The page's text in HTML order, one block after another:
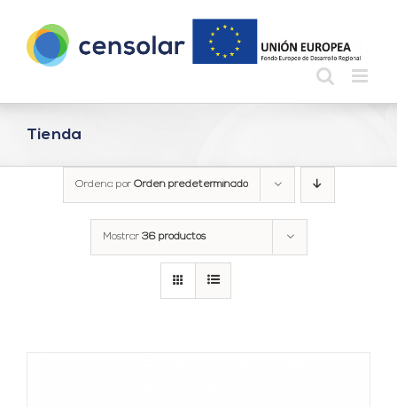
contenido
Tienda
Ordena por Orden predeterminado
Mostrar 36 productos